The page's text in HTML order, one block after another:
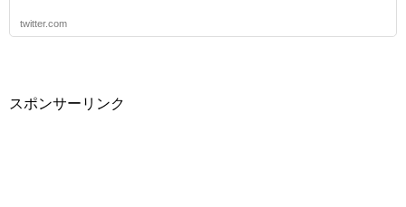
twitter.com
スポンサーリンク